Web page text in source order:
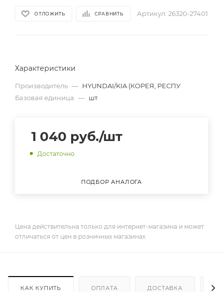
ОТЛОЖИТЬ СРАВНИТЬ Артикул: 26320-27401
Характеристики
Производитель — HYUNDAI/KIA (КОРЕЯ, РЕСПУ
Базовая единица — шт
1 040 руб./шт
Достаточно
ПОДБОР АНАЛОГА
Цена действительна только для интернет-магазина и может
отличаться от цен в розничных магазинах
КАК КУПИТЬ ОПЛАТА ДОСТАВКА